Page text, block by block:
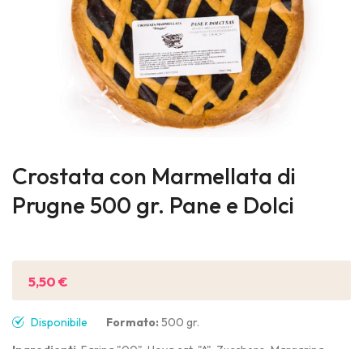
to
the
beginning
images
gallery
Crostata con Marmellata di
Prugne 500 gr. Pane e Dolci
5,50 €
Disponibile Formato: 500 gr.